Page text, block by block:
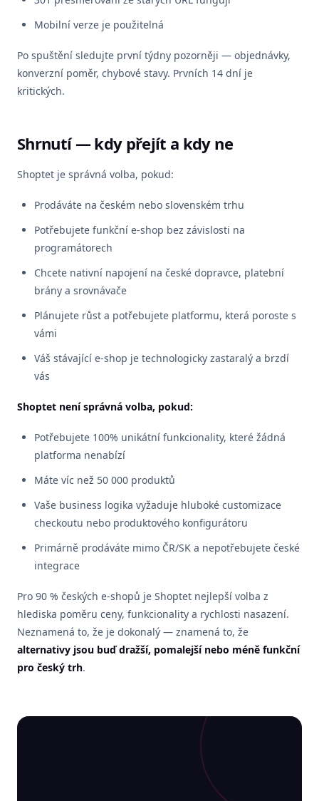
Mobilní verze je použitelná
Po spuštění sledujte první týdny pozorněji — objednávky,
konverzní poměr, chybové stavy. Prvních 14 dní je
kritických.
Shrnutí — kdy přejít a kdy ne
Shoptet je správná volba, pokud:
Prodáváte na českém nebo slovenském trhu
Potřebujete funkční e-shop bez závislosti na
programátorech
Chcete nativní napojení na české dopravce, platební
brány a srovnávače
Plánujete růst a potřebujete platformu, která poroste s
vámi
Váš stávající e-shop je technologicky zastaralý a brzdí
vás
Shoptet není správná volba, pokud:
Potřebujete 100% unikátní funkcionality, které žádná
platforma nenabízí
Máte víc než 50 000 produktů
Vaše business logika vyžaduje hluboké customizace
checkoutu nebo produktového konfigurátoru
Primárně prodáváte mimo ČR/SK a nepotřebujete české
integrace
Pro 90 % českých e-shopů je Shoptet nejlepší volba z
hlediska poměru ceny, funkcionality a rychlosti nasazení.
Neznamená to, že je dokonalý — znamená to, že
alternativy jsou buď dražší, pomalejší nebo méně funkční
pro český trh.
Zvažujete přechod na Shoptet?